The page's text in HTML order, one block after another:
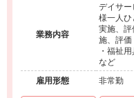
業務内容
デイサー
様一人ひ
実施、評
施、評価
・福祉
など
雇用形態
非常勤